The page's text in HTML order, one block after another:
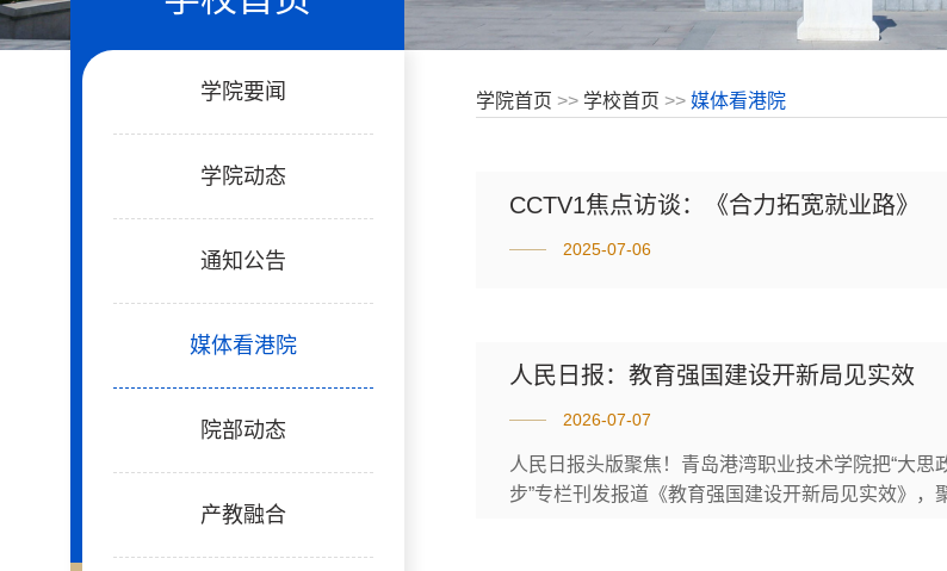
学院要闻
学院动态
通知公告
媒体看港院
院部动态
产教融合
学院首页 >> 学校首页 >> 媒体看港院
CCTV1焦点访谈：《合力拓宽就业路》
2025-07-06
人民日报：教育强国建设开新局见实效
2026-07-07
人民日报头版聚焦！青岛港湾职业技术学院把“大思
步”专栏刊发报道《教育强国建设开新局见实效》